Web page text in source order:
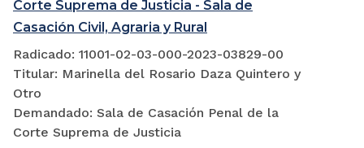
Corte Suprema de Justicia - Sala de
Casación Civil, Agraria y Rural
Radicado: 11001-02-03-000-2023-03829-00
Titular: Marinella del Rosario Daza Quintero y
Otro
Demandado: Sala de Casación Penal de la
Corte Suprema de Justicia